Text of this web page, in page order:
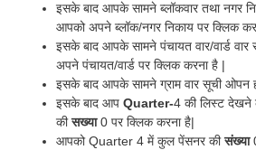
इसके बाद आपके सामने ब्लॉकवार तथा नगर
आपको अपने ब्लॉक/नगर निकाय पर क्लिक
इसके बाद आपके सामने पंचायत वार/वार्ड
अपने पंचायत/वार्ड पर क्लिक करना है |
इसके बाद आपके सामने ग्राम वार सूची ओपन
इसके बाद आप Quarter-4 की लिस्ट
कीसख्या0 पर क्लिक करना है|
आपको Quarter 4 में कुल पेंसनर कीसंख्या